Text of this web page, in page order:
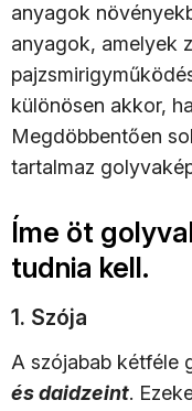
anyagok
anyagok, amelyek
különösen akkor,
Megdöbbentően
tartalmaz
Íme öt
tudnia kell.
1. Szója
A szójabab kétféle
és daidzeint.